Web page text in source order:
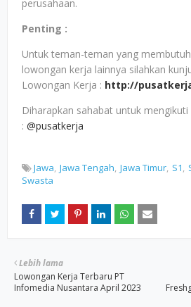
perusahaan.
Penting :
Untuk teman-teman yang
lowongan kerja lainnya silahkan
Lowongan Kerja : http://
Diharapkan sahabat untuk
: @pusatkerja
Jawa Jawa Tengah Jawa Timur S1
Swasta
Lebih lama
Lowongan Kerja Terbaru PT
Infomedia Nusantara April 2023